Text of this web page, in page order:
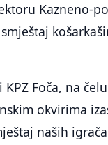
Kazneno-
Foča, na
okvirima
naših